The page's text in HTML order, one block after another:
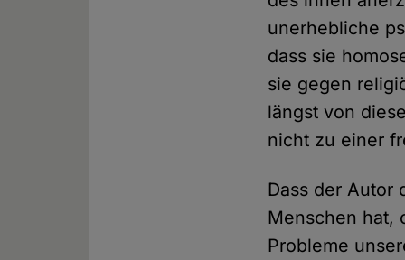
unerhebliche
dass sie
sie gegen
längst von
nicht zu einer
Dass der Autor
Menschen hat,
Probleme